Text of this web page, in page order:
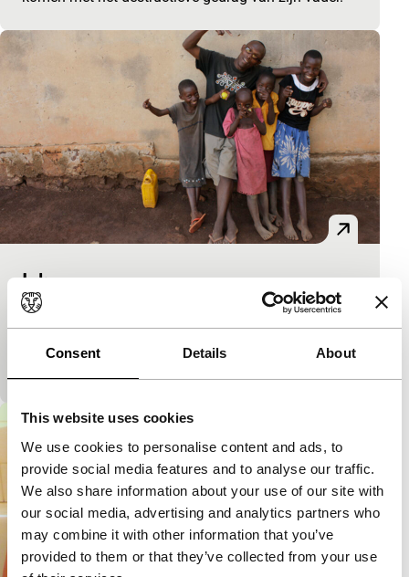
Consent Details About
This website uses cookies
We use cookies to personalise content and ads, to
provide social media features and to analyse our traffic.
We also share information about your use of our site with
our social media, advertising and analytics partners who
may combine it with other information that you’ve
provided to them or that they’ve collected from your use
Ink
Signals - Where Is Africa
Zwijgende film beperkt zich tot de innerlijke wereld
van een tienjarig meisje dat met papieren